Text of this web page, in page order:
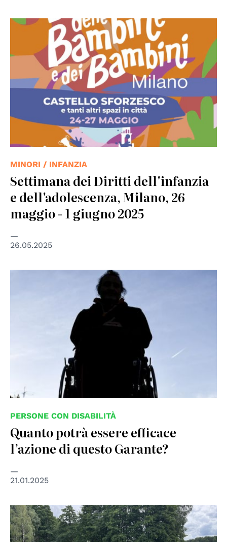
MINORI / INFANZIA
Settimana dei Diritti dell'infanzia
e dell'adolescenza, Milano, 26
maggio - 1 giugno 2025
26.05.2025
PERSONE CON DISABILITÀ
Quanto potrà essere efficace
l’azione di questo Garante?
21.01.2025
© Disabled Refugees Welcome in Stockholm, Sweden,
used under permission